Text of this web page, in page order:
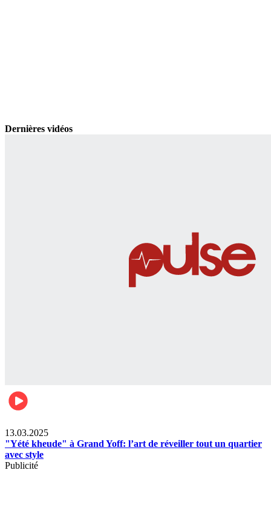
Dernières vidéos
13.03.2025
"Yété kheude" à Grand Yoff: l’art de réveiller tout un quartier
avec style
Publicité